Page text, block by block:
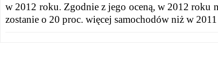
w 2012 roku. Zgodnie z jego oceną, w 2012 roku
zostanie o 20 proc. więcej samochodów niż w